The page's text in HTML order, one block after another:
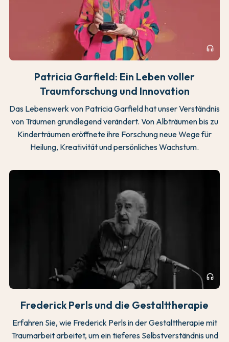
headphones
Patricia Garfield: Ein Leben voller
Traumforschung und Innovation
Das Lebenswerk von Patricia Garfield hat unser Verständnis
von Träumen grundlegend verändert. Von Albträumen bis zu
Kinderträumen eröffnete ihre Forschung neue Wege für
Heilung, Kreativität und persönliches Wachstum.
headphones
Frederick Perls und die Gestalttherapie
Erfahren Sie, wie Frederick Perls in der Gestalttherapie mit
Traumarbeit arbeitet, um ein tieferes Selbstverständnis und